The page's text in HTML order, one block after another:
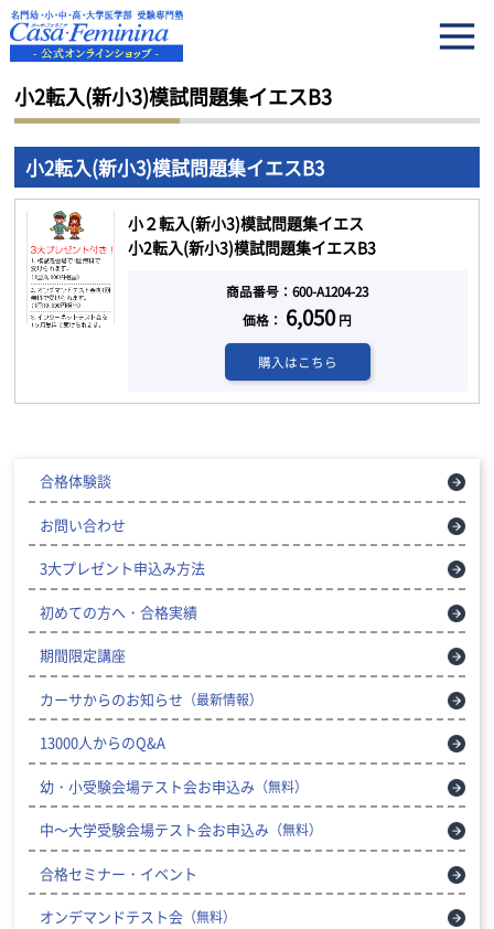
HOME 小2転入(新小3)模試問題集イエスB3
小2転入(新小3)模試問題集イエスB3
小2転入(新小3)模試問題集イエスB3
小２転入(新小3)模試問題集イエス
小2転入(新小3)模試問題集イエスB3
商品番号：600-A1204-23
価格： 6,050円
購入はこちら
合格体験談
お問い合わせ
3大プレゼント申込み方法
初めての方へ・合格実績
期間限定講座
カーサからのお知らせ （最新情報）
13000人からのQ&A
幼・小受験会場テスト会お申込み （無料）
中～大学受験会場テスト会お申込み （無料）
合格セミナー・イベント
オンデマンドテスト会 （無料）